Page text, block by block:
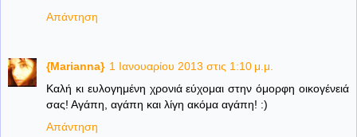
Απάντηση
{Marianna} 1 Ιανουαρίου 2013 στις 1:10 μ.μ.
Καλή κι ευλογημένη χρονιά εύχομαι στην όμορφη οικογένειά
σας! Αγάπη, αγάπη και λίγη ακόμα αγάπη! :)
Απάντηση